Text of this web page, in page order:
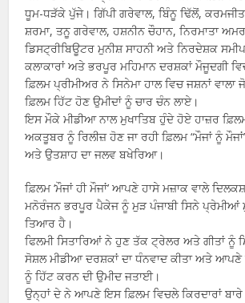
ਧੂਮ-ਧੜੱਕੇ ਪੁੱਜੇ। ਗਿੱਪੀ ਗਰੇਵਾਲ, ਬਿੰਨੂ ਢਿੱਲੋਂ,
ਸ਼ਰਮਾ, ਤਨੂ ਗਰੇਵਾਲ, ਹਸ਼ਨੀਨ ਚੌਹਾਨ, ਨਿਰਮਾਤਾ
ਡਿਸਟ੍ਰੀਬਿਊਟਰ ਮੁਨੀਸ਼ ਸਾਹਨੀ ਅਤੇ ਨਿਰਦੇਸ਼ਕ
ਕਲਾਕਾਰਾਂ ਅਤੇ ਭਰਪੂਰ ਮਹਿਮਾਨ ਦਰਸ਼ਕਾਂ ਮੌਜੂਦਗੀ
ਫ਼ਿਲਮ ਪ੍ਰੀਮੀਅਰ ਨੇ ਸਿਨੇਮਾ ਹਾਲ ਵਿਚ ਜਸ਼ਨਾਂ ਵਾਲਾ
ਫ਼ਿਲਮ ਹਿੱਟ ਹੋਣ ਉਮੀਦਾਂ ਨੂੰ ਚਾਰ ਚੰਨ ਲਾਏ।
ਇਸ ਮੌਕੇ ਮੀਡੀਆ ਨਾਲ ਮੁਖਾਤਿਬ ਹੁੰਦੇ ਹੋਏ ਹਾਜ਼ਰ
ਅਕਤੂਬਰ ਨੂੰ ਰਿਲੀਜ਼ ਹੋਣ ਜਾ ਰਹੀ ਫ਼ਿਲਮ “ਮੌਜਾਂ ਨੂੰ
ਅਤੇ ਉਤਸ਼ਾਹ ਦਾ ਜਲਵ ਬਖੇਰਿਆ।
ਫ਼ਿਲਮ ‘ਮੌਜਾਂ ਹੀ ਮੌਜਾਂ’ ਆਪਣੇ ਹਾਸੇ ਮਜ਼ਾਕ ਵਾਲੇ
ਮਨੋਰੰਜਨ ਭਰਪੂਰ ਪੈਕੇਜ ਨੂੰ ਮੁੜ ਪੰਜਾਬੀ ਸਿਨੇ
ਤਿਆਰ ਹੈ।
ਫਿਲਮੀ ਸਿਤਾਰਿਆਂ ਨੇ ਹੁਣ ਤੱਕ ਟ੍ਰੇਲਰ ਅਤੇ ਗੀਤਾਂ ਨੂੰ
ਸੋਸ਼ਲ ਮੀਡੀਆ ਦਰਸ਼ਕਾਂ ਦਾ ਧੰਨਵਾਦ ਕੀਤਾ ਅਤੇ
ਨੂੰ ਹਿੱਟ ਕਰਨ ਦੀ ਉਮੀਦ ਜਤਾਈ।
ਉਨ੍ਹਾਂ ਦੇ ਨੇ ਆਪਣੇ ਇਸ ਫ਼ਿਲਮ ਵਿਚਲੇ ਕਿਰਦਾਰਾਂ